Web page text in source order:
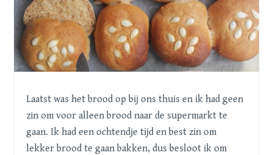
Laatst was het brood op bij ons thuis en ik had geen
zin om voor alleen brood naar de supermarkt te
gaan. Ik had een ochtendje tijd en best zin om
lekker brood te gaan bakken, dus besloot ik om